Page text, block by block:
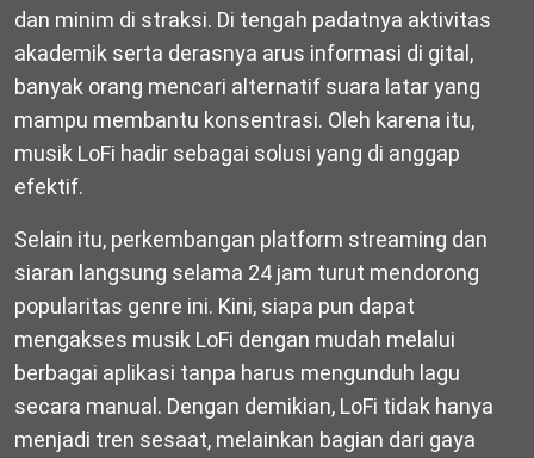
dan minim di straksi. Di tengah padatnya aktivitas
akademik serta derasnya arus informasi di gital,
banyak orang mencari alternatif suara latar yang
mampu membantu konsentrasi. Oleh karena itu,
musik LoFi hadir sebagai solusi yang di anggap
efektif.
Selain itu, perkembangan platform streaming dan
siaran langsung selama 24 jam turut mendorong
popularitas genre ini. Kini, siapa pun dapat
mengakses musik LoFi dengan mudah melalui
berbagai aplikasi tanpa harus mengunduh lagu
secara manual. Dengan demikian, LoFi tidak hanya
menjadi tren sesaat, melainkan bagian dari gaya